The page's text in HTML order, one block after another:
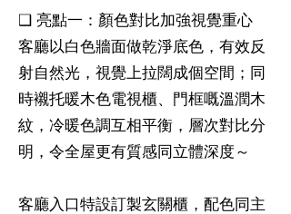
❑ 亮點一：顏色對比加強視覺重心
客廳以白色牆面做乾淨底色，有效反
射自然光，視覺上拉闊成個空間；同
時襯托暖木色電視櫃、門框嘅溫潤木
紋，冷暖色調互相平衡，層次對比分
明，令全屋更有質感同立體深度～
客廳入口特設訂製玄關櫃，配色同主